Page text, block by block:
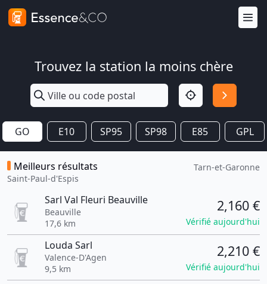
Trouvez la station la moins chère
GO E10 SP95 SP98 E85 GPL
Meilleurs résultats
Saint-Paul-d'Espis
Tarn-et-Garonne
Sarl Val Fleuri Beauville
Beauville
17,6 km
2,160 €
Vérifié aujourd'hui
Louda Sarl
Valence-D'Agen
9,5 km
2,210 €
Vérifié aujourd'hui